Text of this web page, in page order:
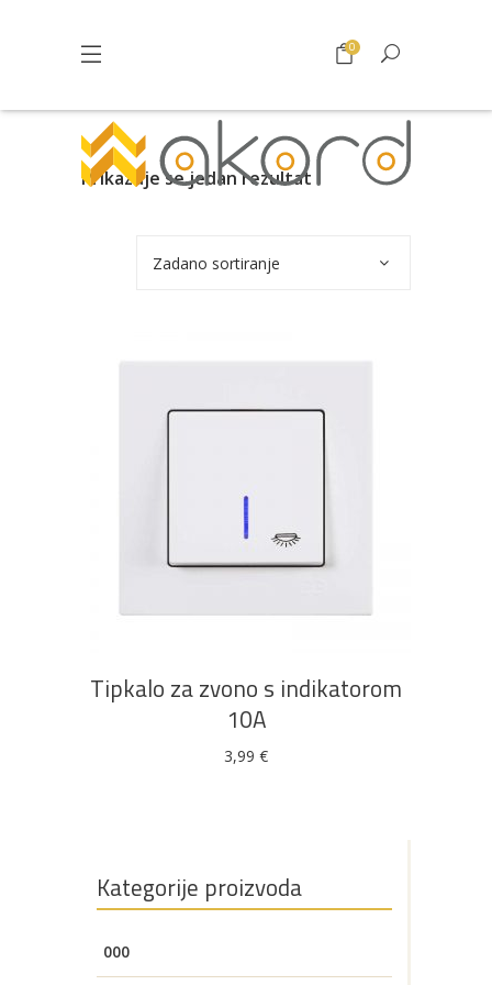
AKCIJA! Pločasti Alati i Vrt i Zaštitna
Bijela
tehnika
namještaj
0
Prikazuje se jedan rezultat
Zadano sortiranje
DODAJ U KOŠARICU
Tipkalo za zvono s indikatorom
10A
3,99 €
Kategorije proizvoda
000